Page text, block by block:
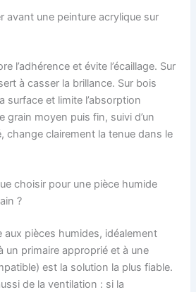
avant une peinture acrylique sur
l’adhérence et évite l’écaillage. Sur
à casser la brillance. Sur bois
surface et limite l’absorption
grain moyen puis fin, suivi d’un
change clairement la tenue dans le
choisir pour une pièce humide
?
aux pièces humides, idéalement
un primaire approprié et à une
est la solution la plus fiable.
de la ventilation : si la